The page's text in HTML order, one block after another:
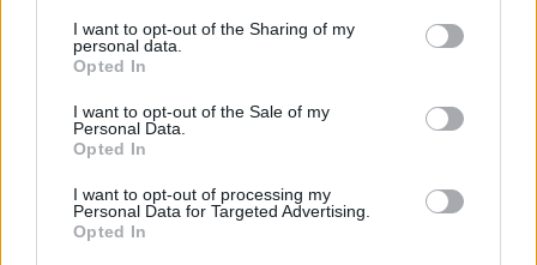
I want to opt-out of the Sharing of my
personal data.
Opted In
I want to opt-out of the Sale of my
Personal Data.
Opted In
I want to opt-out of processing my
Personal Data for Targeted Advertising.
Opted In
LEER